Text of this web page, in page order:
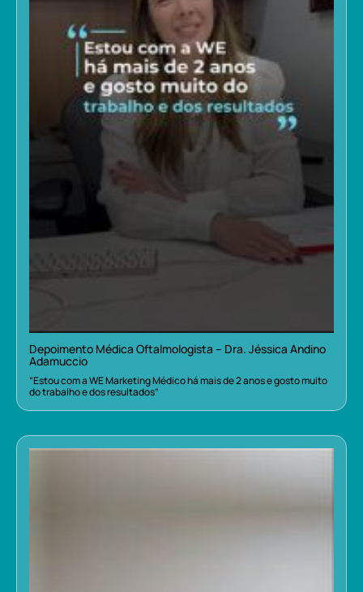
Depoimento Médica Oftalmologista – Dra. Jéssica Andino
Adamuccio
“Estou com a WE Marketing Médico há mais de 2 anos e gosto muito
do trabalho e dos resultados”